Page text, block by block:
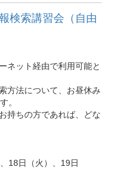
検索講習会（自由
ネット経由で利用可能と
方法について、お昼休み
。
持ちの方であれば、どな
18日（火）、19日